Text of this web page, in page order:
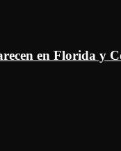
en Florida y